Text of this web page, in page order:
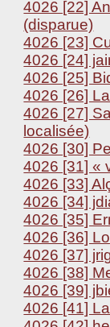
4026 [22]
(disparue)
4026 [23]
4026 [24]
4026 [25]
4026 [26]
4026 [27]
localisée)
4026 [30]
4026 [31] «
4026 [33]
4026 [34]
4026 [35]
4026 [36]
4026 [37]
4026 [38]
4026 [39]
4026 [41]